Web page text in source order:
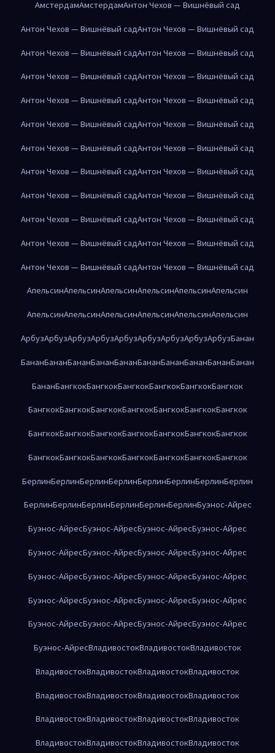
АмстердамАмстердамАнтон Чехов — Вишнёвый сад
Антон Чехов — Вишнёвый садАнтон Чехов — Вишнёвый сад
Антон Чехов — Вишнёвый садАнтон Чехов — Вишнёвый сад
Антон Чехов — Вишнёвый садАнтон Чехов — Вишнёвый сад
Антон Чехов — Вишнёвый садАнтон Чехов — Вишнёвый сад
Антон Чехов — Вишнёвый садАнтон Чехов — Вишнёвый сад
Антон Чехов — Вишнёвый садАнтон Чехов — Вишнёвый сад
Антон Чехов — Вишнёвый садАнтон Чехов — Вишнёвый сад
Антон Чехов — Вишнёвый садАнтон Чехов — Вишнёвый сад
Антон Чехов — Вишнёвый садАнтон Чехов — Вишнёвый сад
Антон Чехов — Вишнёвый садАнтон Чехов — Вишнёвый сад
Антон Чехов — Вишнёвый садАнтон Чехов — Вишнёвый сад
АпельсинАпельсинАпельсинАпельсинАпельсинАпельсин
АпельсинАпельсинАпельсинАпельсинАпельсинАпельсин
АрбузАрбузАрбузАрбузАрбузАрбузАрбузАрбузАрбузБанан
БананБананБананБананБананБананБананБананБананБанан
БананБангкокБангкокБангкокБангкокБангкокБангкок
БангкокБангкокБангкокБангкокБангкокБангкокБангкок
БангкокБангкокБангкокБангкокБангкокБангкокБангкок
БангкокБангкокБангкокБангкокБангкокБангкокБангкок
БерлинБерлинБерлинБерлинБерлинБерлинБерлинБерлин
БерлинБерлинБерлинБерлинБерлинБерлинБуэнос-Айрес
Буэнос-АйресБуэнос-АйресБуэнос-АйресБуэнос-Айрес
Буэнос-АйресБуэнос-АйресБуэнос-АйресБуэнос-Айрес
Буэнос-АйресБуэнос-АйресБуэнос-АйресБуэнос-Айрес
Буэнос-АйресБуэнос-АйресБуэнос-АйресБуэнос-Айрес
Буэнос-АйресБуэнос-АйресБуэнос-АйресБуэнос-Айрес
Буэнос-АйресВладивостокВладивостокВладивосток
ВладивостокВладивостокВладивостокВладивосток
ВладивостокВладивостокВладивостокВладивосток
ВладивостокВладивостокВладивостокВладивосток
ВладивостокВладивостокВладивостокВладивосток